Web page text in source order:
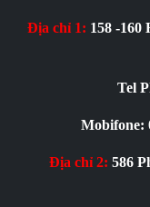
Địa chỉ 1: 158 -160
Tel
Mobifone:
Địa chỉ 2: 586